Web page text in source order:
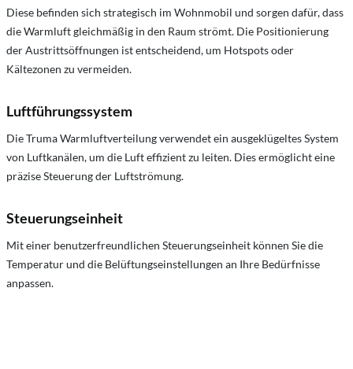
Diese befinden sich strategisch im Wohnmobil und sorgen dafür, dass
die Warmluft gleichmäßig in den Raum strömt. Die Positionierung
der Austrittsöffnungen ist entscheidend, um Hotspots oder
Kältezonen zu vermeiden.
Luftführungssystem
Die Truma Warmluftverteilung verwendet ein ausgeklügeltes System
von Luftkanälen, um die Luft effizient zu leiten. Dies ermöglicht eine
präzise Steuerung der Luftströmung.
Steuerungseinheit
Mit einer benutzerfreundlichen Steuerungseinheit können Sie die
Temperatur und die Belüftungseinstellungen an Ihre Bedürfnisse
anpassen.